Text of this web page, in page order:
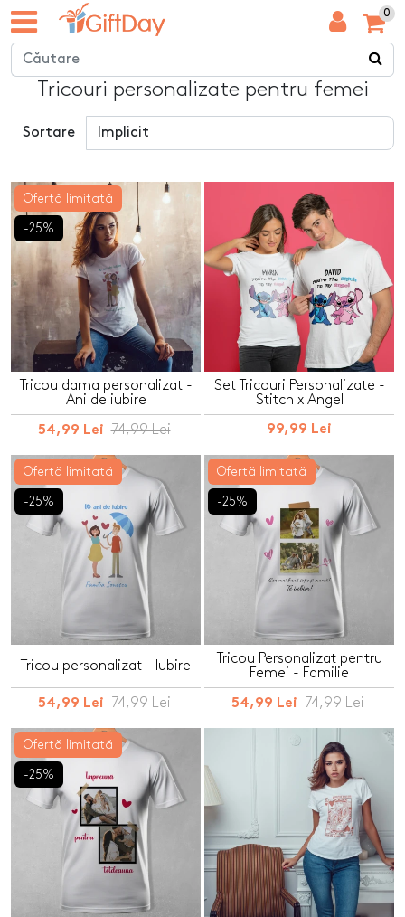
0
Tricouri personalizate pentru femei
Sortare
Ofertă limitată
-25%
Tricou dama personalizat -
Ani de iubire
54,99 Lei 74,99 Lei
Set Tricouri Personalizate -
Stitch x Angel
99,99 Lei
Ofertă limitată
-25%
Tricou personalizat - Iubire
54,99 Lei 74,99 Lei
Ofertă limitată
-25%
Tricou Personalizat pentru
Femei - Familie
54,99 Lei 74,99 Lei
Ofertă limitată
-25%